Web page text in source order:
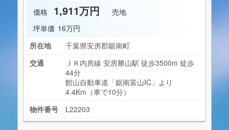
価格 1,911万円
売地
坪単価 16万円
所在地
千葉県安房郡鋸南町
交通
ＪＲ内房線 安房勝山駅 徒歩3500m 徒歩
44分
館山自動車道「鋸南富山IC」より
4.4Km（車で10分）
物件番号
L22203